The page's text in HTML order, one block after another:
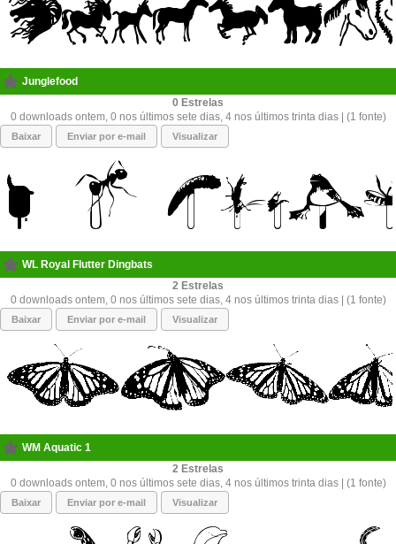
Junglefood
0
0 downloads ontem, 0 nos últimos sete dias, 4 nos últimos trinta dias | (1 fonte)
Baixar Enviar por e-mail Visualizar
WL Royal Flutter Dingbats
2
0 downloads ontem, 0 nos últimos sete dias, 4 nos últimos trinta dias | (1 fonte)
Baixar Enviar por e-mail Visualizar
WM Aquatic 1
2
0 downloads ontem, 0 nos últimos sete dias, 4 nos últimos trinta dias | (1 fonte)
Baixar Enviar por e-mail Visualizar